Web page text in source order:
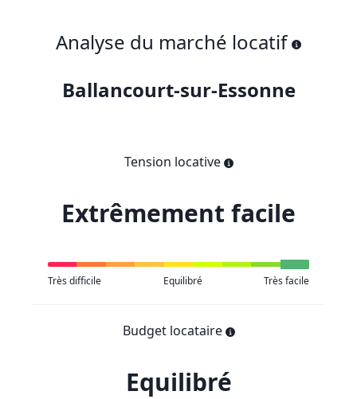
Analyse du marché locatif
Ballancourt-sur-Essonne
Tension locative
Extrêmement facile
Très difficile Equilibré Très facile
Budget locataire
Equilibré